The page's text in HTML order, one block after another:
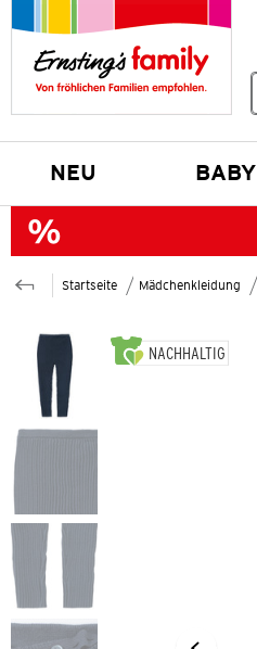
NEU BABY
Startseite Mädchenkleidung
NACHHALTIG